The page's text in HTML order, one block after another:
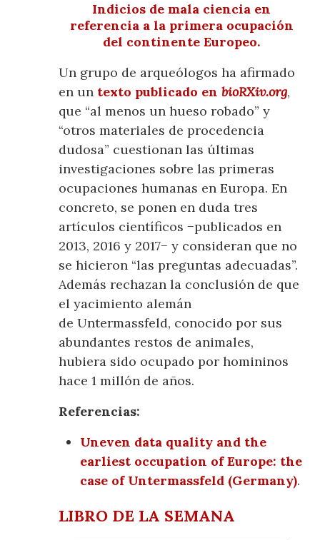
Indicios de mala ciencia en
referencia a la primera ocupación
del continente Europeo.
Un grupo de arqueólogos ha afirmado
en un texto publicado enbioRXiv.org,
que “al menos un hueso robado” y
“otros materiales de procedencia
dudosa” cuestionan las últimas
investigaciones sobre las primeras
ocupaciones humanas en Europa. En
concreto, se ponen en duda tres
artículos científicos −publicados en
2013, 2016 y 2017− y consideran que no
se hicieron “las preguntas adecuadas”.
Además rechazan la conclusión de que
el yacimiento alemán
de Untermassfeld, conocido por sus
abundantes restos de animales,
hubiera sido ocupado por homininos
hace 1 millón de años.
Referencias:
Uneven data quality and the
earliest occupation of Europe: the
case of Untermassfeld (Germany).
LIBRO DE LA SEMANA